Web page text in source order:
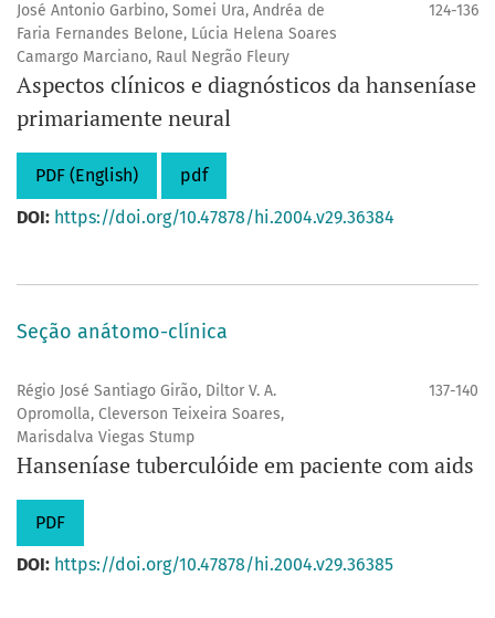
José Antonio Garbino, Somei Ura, Andréa de
Faria Fernandes Belone, Lúcia Helena Soares
Camargo Marciano, Raul Negrão Fleury
124-136
Aspectos clínicos e diagnósticos da hanseníase
primariamente neural
PDF (English)
pdf
DOI: https://doi.org/10.47878/hi.2004.v29.36384
Seção anátomo-clínica
Régio José Santiago Girão, Diltor V. A.
Opromolla, Cleverson Teixeira Soares,
Marisdalva Viegas Stump
137-140
Hanseníase tuberculóide em paciente com aids
PDF
DOI: https://doi.org/10.47878/hi.2004.v29.36385